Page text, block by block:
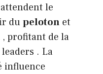
le
dupeloton et
profitant de la
. La
influence